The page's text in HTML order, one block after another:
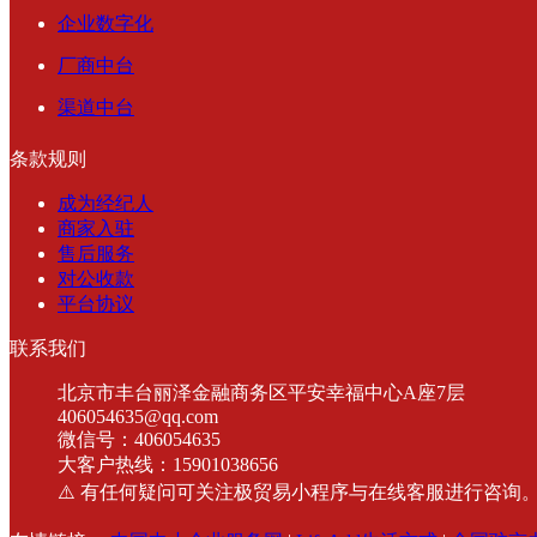
企业数字化
厂商中台
渠道中台
条款规则
成为经纪人
商家入驻
售后服务
对公收款
平台协议
联系我们
北京市丰台丽泽金融商务区平安幸福中心A座7层
406054635@qq.com
微信号：406054635
大客户热线：15901038656
⚠️ 有任何疑问可关注极贸易小程序与在线客服进行咨询